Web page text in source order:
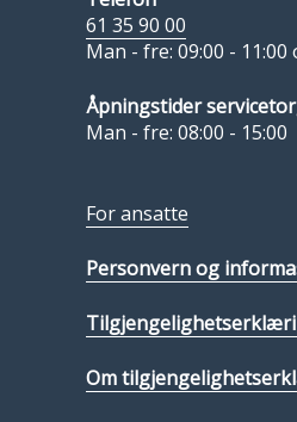
61 35 90 00
Man - fre: 09:00 - 11:00
Åpningstider
Man - fre: 08:00 - 15:00
For ansatte
Personvern og
Om